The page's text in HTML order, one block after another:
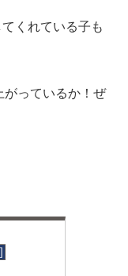
くれている子も
がっているか！ぜ